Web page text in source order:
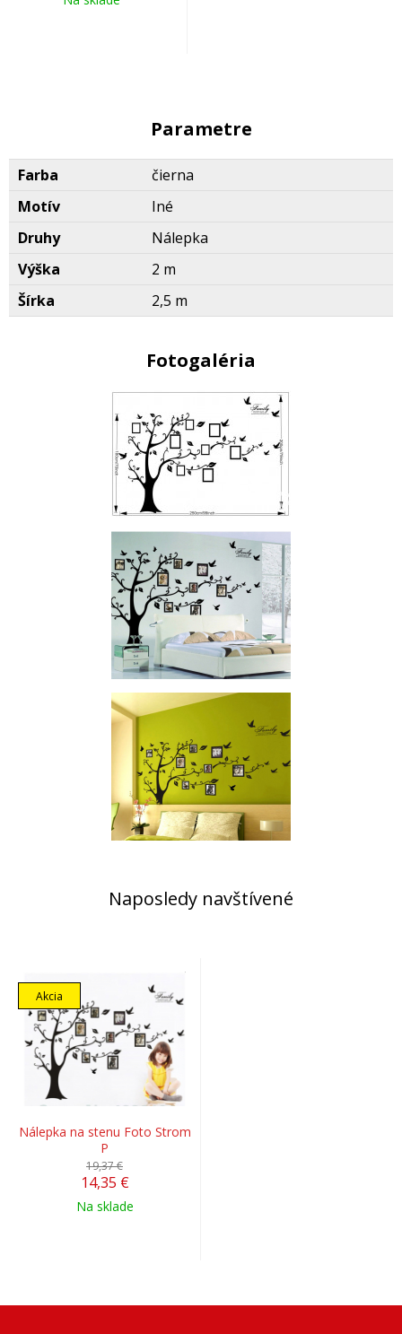
Parametre
Farba
čierna
Motív
Iné
Druhy
Nálepka
Výška
2 m
Šírka
2,5 m
Fotogaléria
Naposledy navštívené
Akcia
Nálepka na stenu Foto Strom
P
19,37 €
14,35 €
Na sklade